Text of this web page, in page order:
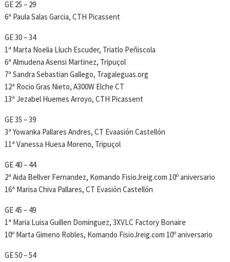
GE 25 – 29
6ª Paula Salas Garcia, CTH Picassent
GE 30 – 34
1ª Marta Noelia Lluch Escuder, Triatlo Peñiscola
6ª Almudena Asensi Martinez, Tripuçol
7ª Sandra Sebastian Gallego, Tragaleguas.org
12ª Rocio Gras Nieto, A300W Elche CT
13ª Jezabel Huemes Arroyo, CTH Picassent
GE 35 – 39
3ª Yowanka Pallares Andres, CT Evaasión Castellón
11ª Vanessa Huesa Moreno, Tripuçol
GE 40 – 44
2ª Aida Bellver Fernandez, Komando FisioJreig.com 10º aniversario
16ª Marisa Chiva Pallares, CT Evasión Castellón
GE 45 – 49
1ª Maria Luisa Guillen Dominguez, 3XVLC Factory Bonaire
10º Marta Gimeno Robles, Komando FisioJreig.com 10º aniversario
GE 50 – 54